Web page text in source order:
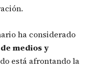
ha considerado
medios y
está afrontando la